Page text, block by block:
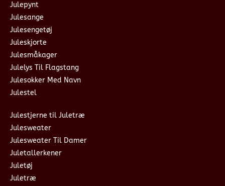
Julepynt
Julesange
Julesengetøj
Juleskjorte
Julesmåkager
Julelys Til Flagstang
Julesokker Med Navn
Julestel
Julestjerne til Juletræ
Julesweater
Julesweater Til Damer
Juletallerkener
Juletøj
Juletræ